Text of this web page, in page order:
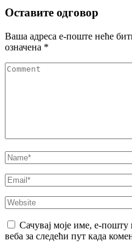
Оставите одговор
Ваша адреса е-поште неће
означена *
Comment
Name*
Email*
Website
Сачувај моје име, е-
веба за следећи пут када